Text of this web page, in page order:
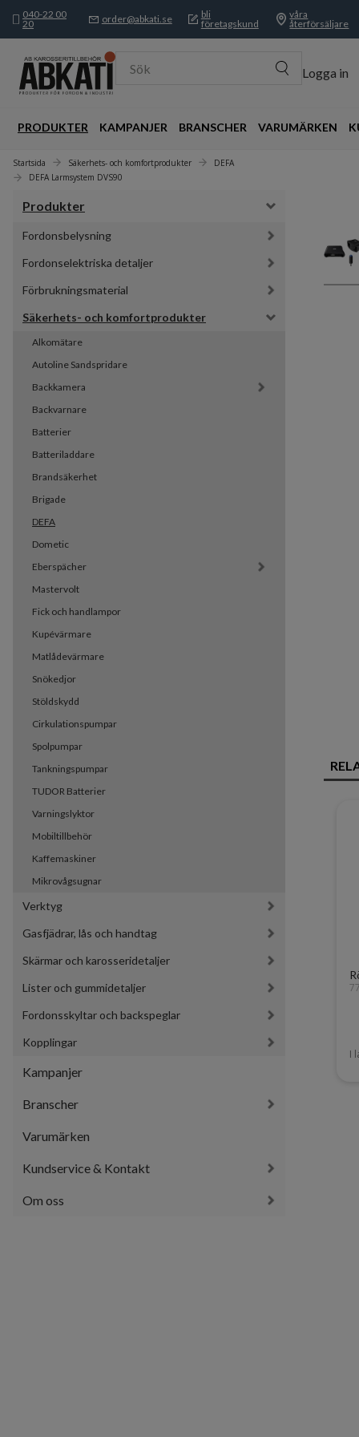
040-22 00
20
order@abkati.se
bli
företagskund
våra
återförsäljare
Sök Logga in
PRODUKTER KAMPANJER BRANSCHER VARUMÄRKEN
Startsida Säkerhets- och komfortprodukter
DEFA
DEFA Larmsystem DVS90
Produkter
Fordonsbelysning
Fordonselektriska detaljer
Förbrukningsmaterial
Säkerhets- och komfortprodukter
Alkomätare
Autoline Sandspridare
Backkamera
Backvarnare
Batterier
Batteriladdare
Brandsäkerhet
Brigade
DEFA
Dometic
Eberspächer
Mastervolt
Fick och handlampor
Kupévärmare
Matlådevärmare
Snökedjor
Stöldskydd
Cirkulationspumpar
Spolpumpar
Tankningspumpar
TUDOR Batterier
Varningslyktor
Mobiltillbehör
Kaffemaskiner
Mikrovågsugnar
Verktyg
Gasfjädrar, lås och handtag
Skärmar och karosseridetaljer
Lister och gummidetaljer
Fordonsskyltar och backspeglar
Kopplingar
Kampanjer
Branscher
Varumärken
Kundservice & Kontakt
Om oss
I